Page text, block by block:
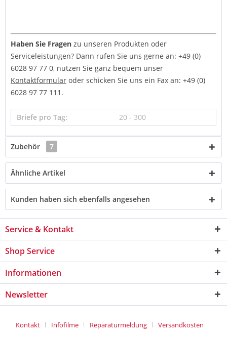
Haben Sie Fragen zu unseren Produkten oder
Serviceleistungen? Dann rufen Sie uns gerne an: +49 (0)
6028 97 77 0, nutzen Sie ganz bequem unser
Kontaktformular oder schicken Sie uns ein Fax an: +49 (0)
6028 97 77 111.
Briefe pro Tag: 20 - 300
Zubehör 7
Ähnliche Artikel
Kunden haben sich ebenfalls angesehen
Service & Kontakt
Shop Service
Informationen
Newsletter
Kontakt Infofilme Reparaturmeldung
Versandkosten